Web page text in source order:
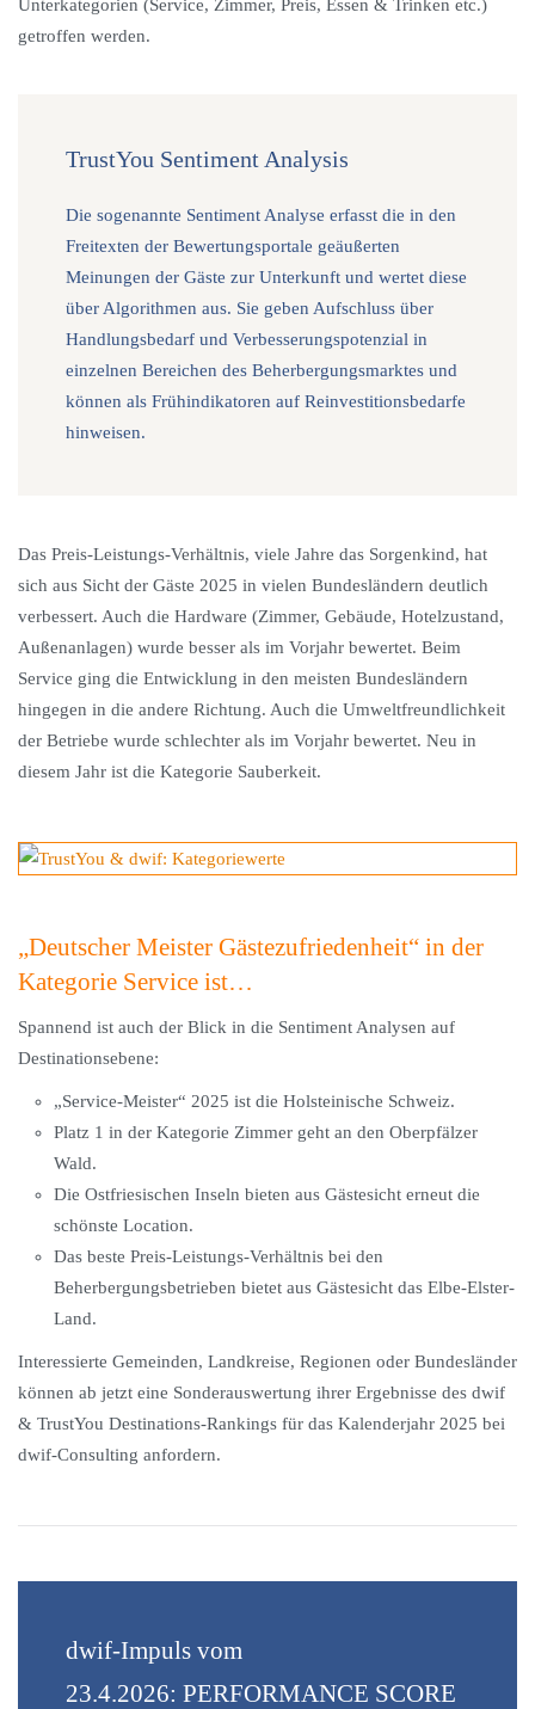
Unterkategorien (Service, Zimmer, Preis, Essen & Trinken etc.)
getroffen werden.
TrustYou Sentiment Analysis
Die sogenannte Sentiment Analyse erfasst die in den
Freitexten der Bewertungsportale geäußerten
Meinungen der Gäste zur Unterkunft und wertet diese
über Algorithmen aus. Sie geben Aufschluss über
Handlungsbedarf und Verbesserungspotenzial in
einzelnen Bereichen des Beherbergungsmarktes und
können als Frühindikatoren auf Reinvestitionsbedarfe
hinweisen.
Das Preis-Leistungs-Verhältnis, viele Jahre das Sorgenkind, hat
sich aus Sicht der Gäste 2025 in vielen Bundesländern deutlich
verbessert. Auch die Hardware (Zimmer, Gebäude, Hotelzustand,
Außenanlagen) wurde besser als im Vorjahr bewertet. Beim
Service ging die Entwicklung in den meisten Bundesländern
hingegen in die andere Richtung. Auch die Umweltfreundlichkeit
der Betriebe wurde schlechter als im Vorjahr bewertet. Neu in
diesem Jahr ist die Kategorie Sauberkeit.
„Deutscher Meister Gästezufriedenheit“ in der
Kategorie Service ist…
Spannend ist auch der Blick in die Sentiment Analysen auf
Destinationsebene:
„Service-Meister“ 2025 ist die Holsteinische Schweiz.
Platz 1 in der Kategorie Zimmer geht an den Oberpfälzer
Wald.
Die Ostfriesischen Inseln bieten aus Gästesicht erneut die
schönste Location.
Das beste Preis-Leistungs-Verhältnis bei den
Beherbergungsbetrieben bietet aus Gästesicht das Elbe-Elster-
Land.
Interessierte Gemeinden, Landkreise, Regionen oder Bundesländer
können ab jetzt eine Sonderauswertung ihrer Ergebnisse des dwif
& TrustYou Destinations-Rankings für das Kalenderjahr 2025 bei
dwif-Consulting anfordern.
dwif-Impuls vom
23.4.2026: PERFORMANCE SCORE